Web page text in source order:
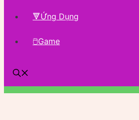
🔻Ứng Dụng
🖱Game